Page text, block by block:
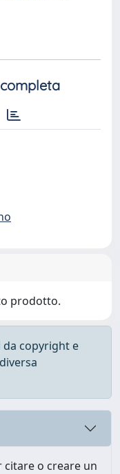
prodotto.
copyright e
o creare un